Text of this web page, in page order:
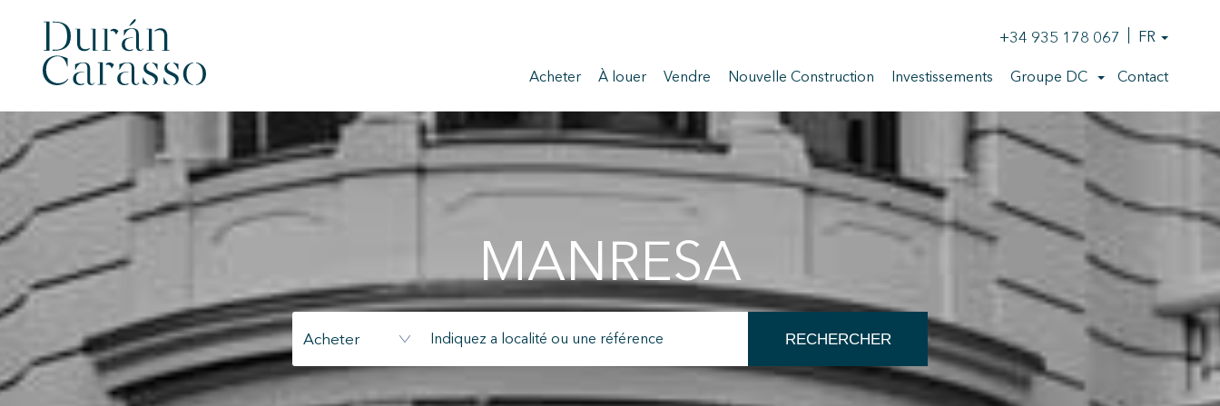
+34 935 178 067 FR
Acheter À louer Vendre Nouvelle Construction Investissements Groupe DC Contact
MANRESA
Acheter RECHERCHER